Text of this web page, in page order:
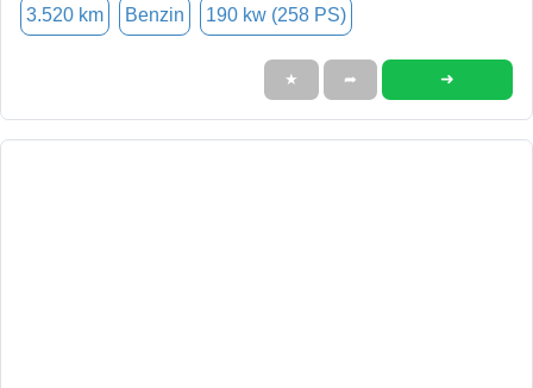
3.520 km Benzin 190 kw (258 PS)
★ ➦ ➜